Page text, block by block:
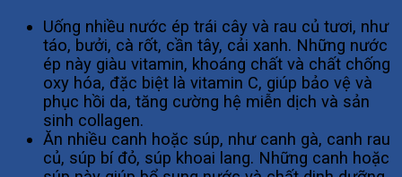
Uống nhiều nước ép trái cây và rau củ tươi, như
táo, bưởi, cà rốt, cần tây, cải xanh. Những nước
ép này giàu vitamin, khoáng chất và chất chống
oxy hóa, đặc biệt là vitamin C, giúp bảo vệ và
phục hồi da, tăng cường hệ miễn dịch và sản
sinh collagen.
Ăn nhiều canh hoặc súp, như canh gà, canh rau
củ, súp bí đỏ, súp khoai lang. Những canh hoặc